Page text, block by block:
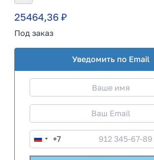
25464,36 ₽
Под заказ
Уведомить по Email
R
u
+7